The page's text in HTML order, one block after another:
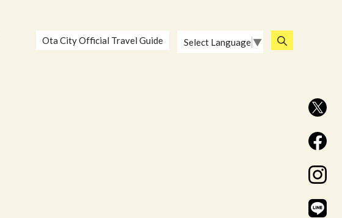
Ota City Official Travel Guide Select Language ▼